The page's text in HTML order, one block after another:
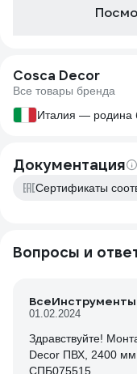
Cosca Decor
Все товары бренда
Италия — родина
Документация
Сертификаты
Вопросы и
ВсеИнструменты
01.02.2024
Здравствуйте!
Decor ПВХ, 2400
СПБ075515